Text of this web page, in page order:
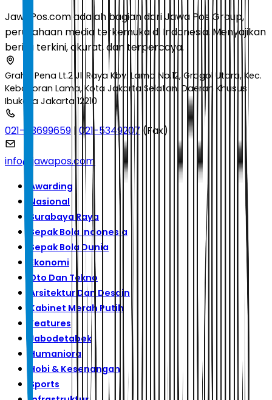
JawaPos.com adalah bagian dari Jawa Pos Group,
perusahaan media terkemuka di Indonesia. Menyajikan
berita terkini, akurat, dan terpercaya.
Graha Pena Lt.2 Jl. Raya Kby. Lama No.12, Grogol Utara, Kec.
Kebayoran Lama, Kota Jakarta Selatan, Daerah Khusus
Ibukota Jakarta 12210
021-53699659 | 021-5349207 (Fax)
info@jawapos.com
Awarding
Nasional
Surabaya Raya
Sepak Bola Indonesia
Sepak Bola Dunia
Ekonomi
Oto Dan Tekno
Arsitektur Dan Desain
Kabinet Merah Putih
Features
Jabodetabek
Humaniora
Hobi & Kesenangan
Sports